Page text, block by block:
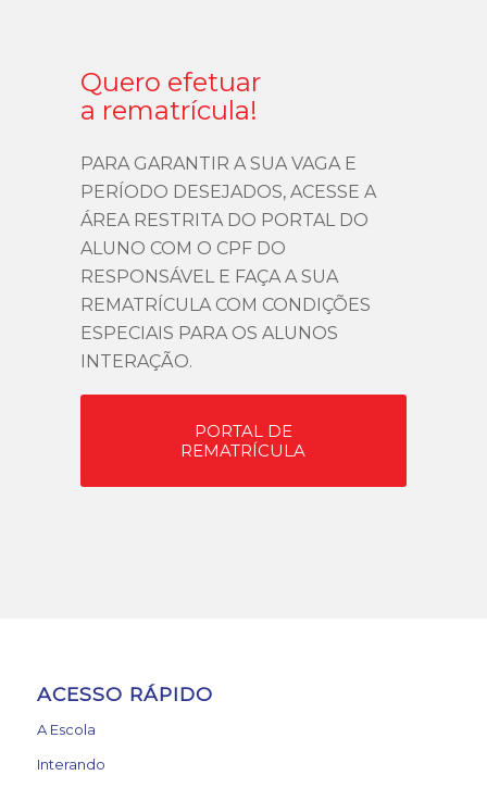
Quero efetuar
a rematrícula!
PARA GARANTIR A SUA VAGA E
PERÍODO DESEJADOS, ACESSE A
ÁREA RESTRITA DO PORTAL DO
ALUNO COM O CPF DO
RESPONSÁVEL E FAÇA A SUA
REMATRÍCULA COM CONDIÇÕES
ESPECIAIS PARA OS ALUNOS
INTERAÇÃO.
PORTAL DE
REMATRÍCULA
ACESSO RÁPIDO
A Escola
Interando